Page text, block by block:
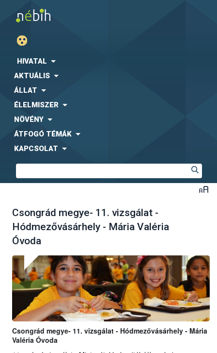
HIVATAL
AKTUÁLIS
ÁLLAT
ÉLELMISZER
NÖVÉNY
ÁTFOGÓ TÉMÁK
KAPCSOLAT
Csongrád megye- 11. vizsgálat -
Hódmezővásárhely - Mária Valéria
Óvoda
Csongrád megye- 11. vizsgálat - Hódmezővásárhely - Mária
Valéria Óvoda